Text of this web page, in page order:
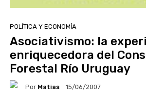
POLÍTICA Y ECONOMÍA
Asociativismo: la
enriquecedora del
Forestal Río Uruguay
Por Matias 15/06/2007